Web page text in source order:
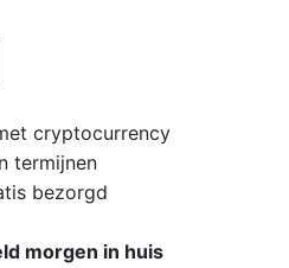
cryptocurrency
termijnen
bezorgd
morgen in huis